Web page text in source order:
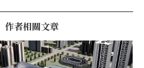
作者相關文章